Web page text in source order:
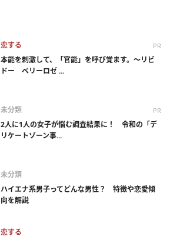
恋する PR
本能を刺激して、「官能」を呼び覚ます。～リビ
ドー ベリーロゼ ...
未分類 PR
2人に1人の女子が悩む調査結果に！ 令和の「デ
リケートゾーン事...
未分類
ハイエナ系男子ってどんな男性？ 特徴や恋愛傾
向を解説
恋する